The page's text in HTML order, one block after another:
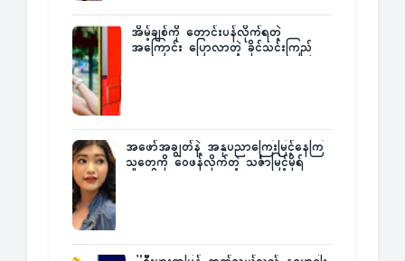
အိမ့်ချစ်ကို တောင်းပန်လိုက်ရတဲ့
အကြောင်း ပြောလာတဲ့ ခိုင်သင်းကြည်
အဖော်အချွတ်နဲ့ အနုပညာကြေးမြင့်နေကြ
သူတွေကို ဝေဖန်လိုက်တဲ့ သင်္ဇာမြင့်မိုရ်